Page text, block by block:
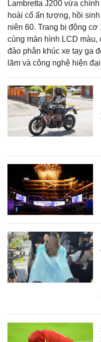
Lambretta J200 vừa
hoài cổ ấn tượng, hồi
niên 60. Trang bị động
cùng màn hình LCD
đảo phân khúc xe tay ga
lãm và công nghệ hiện